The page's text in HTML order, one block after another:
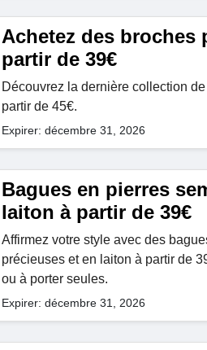
Achetez des broches
partir de 39€
Découvrez la dernière collection
partir de 45€.
Expirer: décembre 31, 2026
Bagues en pierres
laiton à partir de 39€
Affirmez votre style avec des
précieuses et en laiton à partir de
ou à porter seules.
Expirer: décembre 31, 2026